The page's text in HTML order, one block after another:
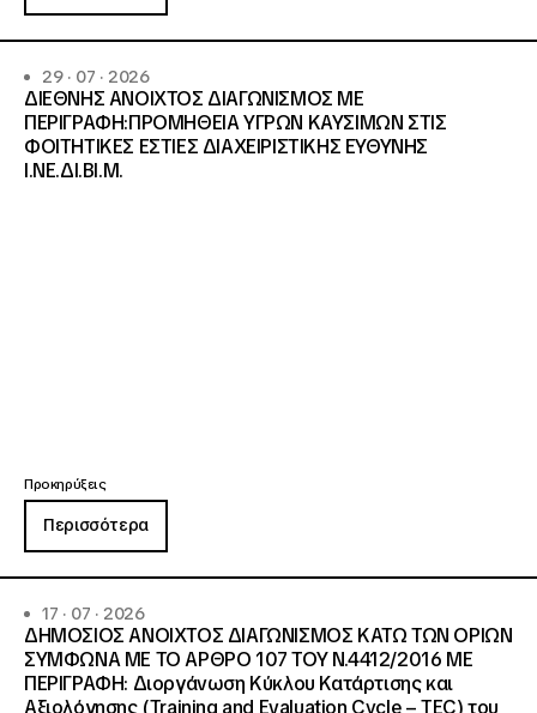
29 · 07 · 2026
ΔΙΕΘΝΗΣ ΑΝΟΙΧΤΟΣ ΔΙΑΓΩΝΙΣΜΟΣ ΜΕ
ΠΕΡΙΓΡΑΦΗ:ΠΡΟΜΗΘΕΙΑ ΥΓΡΩΝ ΚΑΥΣΙΜΩΝ ΣΤΙΣ
ΦΟΙΤΗΤΙΚΕΣ ΕΣΤΙΕΣ ΔΙΑΧΕΙΡΙΣΤΙΚΗΣ ΕΥΘΥΝΗΣ
Ι.ΝΕ.ΔΙ.ΒΙ.Μ.
Προκηρύξεις
Περισσότερα
17 · 07 · 2026
ΔΗΜΟΣΙΟΣ ΑΝΟΙΧΤΟΣ ΔΙΑΓΩΝΙΣΜΟΣ ΚΑΤΩ ΤΩΝ ΟΡΙΩΝ
ΣΥΜΦΩΝΑ ΜΕ ΤΟ ΑΡΘΡΟ 107 ΤΟΥ Ν.4412/2016 ΜΕ
ΠΕΡΙΓΡΑΦΗ: Διοργάνωση Κύκλου Κατάρτισης και
Αξιολόγησης (Training and Evaluation Cycle – TEC) του